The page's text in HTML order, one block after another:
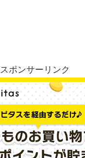
スポンサーリンク